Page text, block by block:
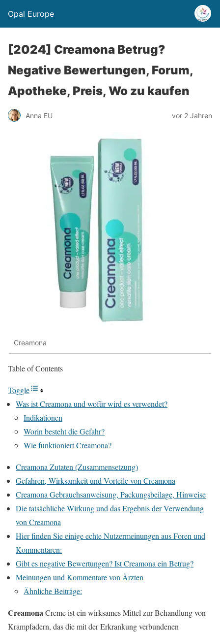
Opal Europe
[2024] Creamona Betrug?
Negative Bewertungen, Forum,
Apotheke, Preis, Wo zu kaufen
Anna EU vor 2 Jahren
Creamona
Table of Contents
Toggle
Was ist Creamona und wofür wird es verwendet?
Indikationen
Worin besteht die Gefahr?
Wie funktioniert Creamona?
Creamona Zutaten (Zusammensetzung)
Gefahren, Wirksamkeit und Vorteile von Creamona
Creamona Gebrauchsanweisung, Packungsbeilage, Hinweise
Die tatsächliche Wirkung und das Ergebnis der Verwendung
von Creamona
Hier finden Sie einige echte Nutzermeinungen aus Foren und
Kommentaren:
Gibt es negative Bewertungen? Ist Creamona ein Betrug?
Meinungen und Kommentare von Ärzten
Ähnliche Beiträge:
CreamonaCreme ist ein wirksames Mittel zur Behandlung von
Krampfadern, das die mit der Erkrankung verbundenen